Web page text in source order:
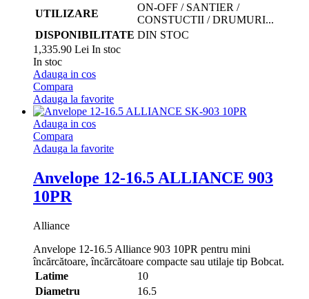
UTILIZARE
ON-OFF / SANTIER /
CONSTUCTII / DRUMURI...
DISPONIBILITATE DIN STOC
1,335.90 Lei In stoc
In stoc
Adauga in cos
Compara
Adauga la favorite
Adauga in cos
Compara
Adauga la favorite
Anvelope 12-16.5 ALLIANCE 903
10PR
Alliance
Anvelope 12-16.5 Alliance 903 10PR pentru mini
încărcătoare, încărcătoare compacte sau utilaje tip Bobcat.
Latime
10
Diametru
16.5